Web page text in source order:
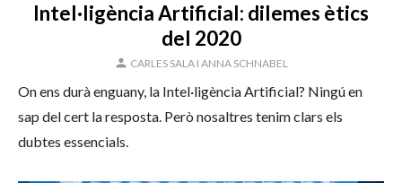
Intel·ligència Artificial: dilemes ètics
del 2020
AUTOR
CARLES SALA I ANNA SCHNABEL
On ens durà enguany, la Intel·ligència Artificial? Ningú en
sap del cert la resposta. Però nosaltres tenim clars els
dubtes essencials.